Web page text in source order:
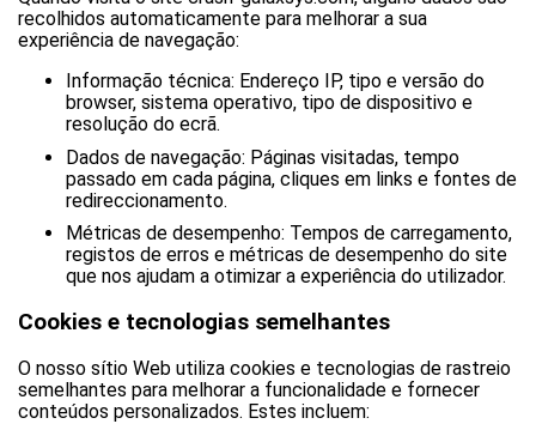
recolhidos automaticamente para melhorar a sua
experiência de navegação:
Informação técnica: Endereço IP, tipo e versão do
browser, sistema operativo, tipo de dispositivo e
resolução do ecrã.
Dados de navegação: Páginas visitadas, tempo
passado em cada página, cliques em links e fontes de
redireccionamento.
Métricas de desempenho: Tempos de carregamento,
registos de erros e métricas de desempenho do site
que nos ajudam a otimizar a experiência do utilizador.
Cookies e tecnologias semelhantes
O nosso sítio Web utiliza cookies e tecnologias de rastreio
semelhantes para melhorar a funcionalidade e fornecer
conteúdos personalizados. Estes incluem: